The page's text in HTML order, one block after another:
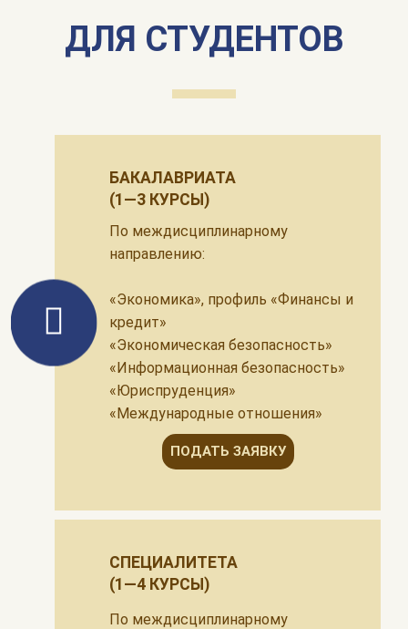
ДЛЯ СТУДЕНТОВ
БАКАЛАВРИАТА
(1—3 КУРСЫ)
По междисциплинарному
направлению:
«Экономика», профиль «Финансы и
кредит»
«Экономическая безопасность»
«Информационная безопасность»
«Юриспруденция»
«Международные отношения»
ПОДАТЬ ЗАЯВКУ
СПЕЦИАЛИТЕТА
(1—4 КУРСЫ)
По междисциплинарному